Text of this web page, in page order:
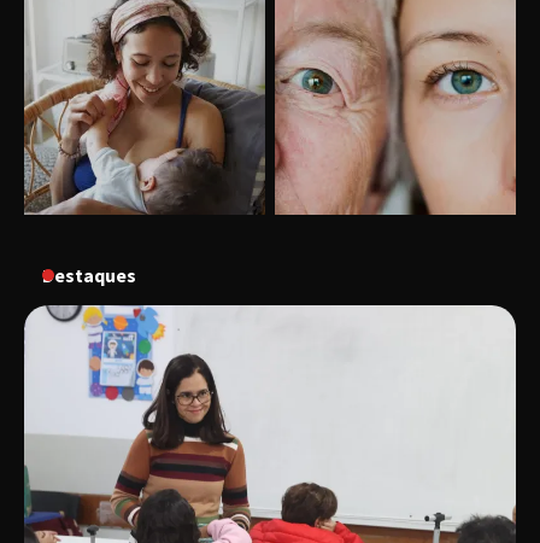
Destaques
Uberlândia recebe o projeto “Experiência Rio”
no dia 17 de junho
gastronomia de Uberlândia em dois dias de
evento gratuito
“Uma prosa de valor” é o tema da roda de
conversa com o diretor e a produtora do
espetáculo Bárbara